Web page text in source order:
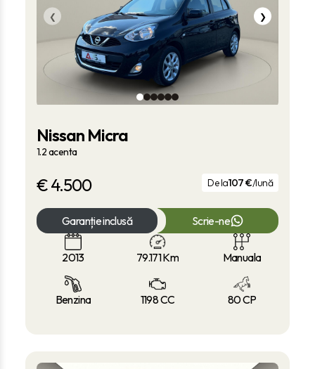
❮ ❯
Nissan Micra
1.2 acenta
€4.500 De la107 €/lună
Garanție inclusă Scrie-ne
2013 79.171Km Manuala
Benzina 1198 CC 80 CP